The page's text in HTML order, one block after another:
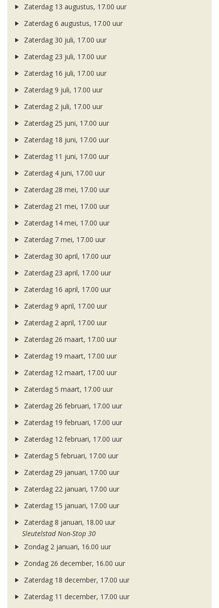
Zaterdag 13 augustus, 17.00 uur
Zaterdag 6 augustus, 17.00 uur
Zaterdag 30 juli, 17.00 uur
Zaterdag 23 juli, 17.00 uur
Zaterdag 16 juli, 17.00 uur
Zaterdag 9 juli, 17.00 uur
Zaterdag 2 juli, 17.00 uur
Zaterdag 25 juni, 17.00 uur
Zaterdag 18 juni, 17.00 uur
Zaterdag 11 juni, 17.00 uur
Zaterdag 4 juni, 17.00 uur
Zaterdag 28 mei, 17.00 uur
Zaterdag 21 mei, 17.00 uur
Zaterdag 14 mei, 17.00 uur
Zaterdag 7 mei, 17.00 uur
Zaterdag 30 april, 17.00 uur
Zaterdag 23 april, 17.00 uur
Zaterdag 16 april, 17.00 uur
Zaterdag 9 april, 17.00 uur
Zaterdag 2 april, 17.00 uur
Zaterdag 26 maart, 17.00 uur
Zaterdag 19 maart, 17.00 uur
Zaterdag 12 maart, 17.00 uur
Zaterdag 5 maart, 17.00 uur
Zaterdag 26 februari, 17.00 uur
Zaterdag 19 februari, 17.00 uur
Zaterdag 12 februari, 17.00 uur
Zaterdag 5 februari, 17.00 uur
Zaterdag 29 januari, 17.00 uur
Zaterdag 22 januari, 17.00 uur
Zaterdag 15 januari, 17.00 uur
Zaterdag 8 januari, 18.00 uur
Sleutelstad Non-Stop 30
Zondag 2 januari, 16.00 uur
Zondag 26 december, 16.00 uur
Zaterdag 18 december, 17.00 uur
Zaterdag 11 december, 17.00 uur